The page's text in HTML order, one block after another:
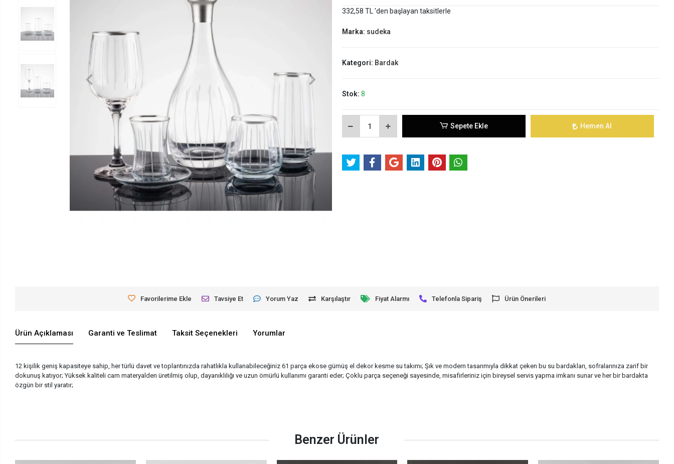
332,58 TL 'den başlayan taksitlerle
Marka: sudeka
Kategori: Bardak
Stok: 8
Sepete Ekle Hemen Al
Favorilerime Ekle Tavsiye Et Yorum Yaz Karşılaştır Fiyat Alarmı Telefonla Sipariş Ürün Önerileri
Ürün Açıklaması Garanti ve Teslimat Taksit Seçenekleri Yorumlar
12 kişilik geniş kapasiteye sahip, her türlü davet ve toplantınızda rahatlıkla kullanabileceğiniz 61 parça ekose gümüş el dekor kesme su takımı; Şık ve modern tasarımıyla dikkat çeken bu su bardakları, sofralarınıza zarif bir
dokunuş katıyor; Yüksek kaliteli cam materyalden üretilmiş olup, dayanıklılığı ve uzun ömürlü kullanımı garanti eder; Çoklu parça seçeneği sayesinde, misafirleriniz için bireysel servis yapma imkanı sunar ve her bir bardakta
özgün bir stil yaratır;
Benzer Ürünler